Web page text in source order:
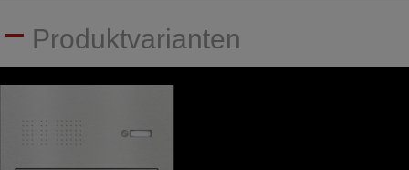
Produktvarianten